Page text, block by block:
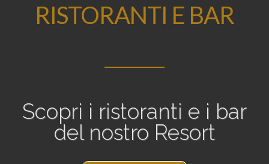
RISTORANTI E BAR
Scopri i ristoranti e i bar
del nostro Resort